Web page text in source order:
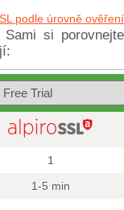
podle úrovně ověření
si porovnejte
1
1-5 min